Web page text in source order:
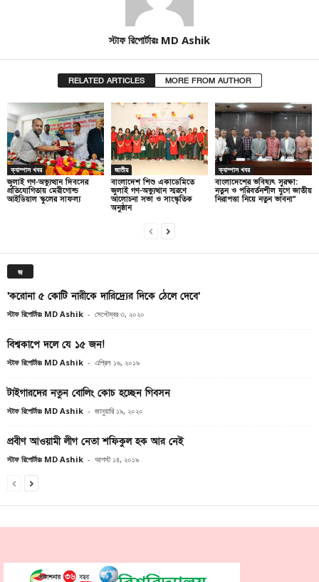
স্টাফ রিপোর্টারঃ MD Ashik
RELATED ARTICLES MORE FROM AUTHOR
ক্যাম্পাস খবর
জুলাই গণ-অভ্যুত্থান দিবসের
প্রতিযোগিতায় মেরীগোল্ড
আইডিয়াল স্কুলের সাফল্য
জাতীয়
বাংলাদেশ শিশু একাডেমিতে
জুলাই গণ-অভ্যুত্থান স্মরণে
আলোচনা সভা ও সাংস্কৃতিক
অনুষ্ঠান
ক্যাম্পাস খবর
বাংলাদেশের ভবিষ্যৎ সুরক্ষা:
নতুন ও পরিবর্তনশীল যুগে জাতীয়
নিরাপত্তা নিয়ে নতুন ভাবনা”
জ
‘করোনা ৫ কোটি নারীকে দারিদ্র্যের দিকে ঠেলে দেবে’
স্টাফ রিপোর্টারঃ MD Ashik - সেপ্টেম্বর ৩, ২০২০
বিশ্বকাপে দলে যে ১৫ জন!
স্টাফ রিপোর্টারঃ MD Ashik - এপ্রিল ১৬, ২০১৯
টাইগারদের নতুন বোলিং কোচ হচ্ছেন গিবসন
স্টাফ রিপোর্টারঃ MD Ashik - জানুয়ারি ১৯, ২০২০
প্রবীণ আওয়ামী লীগ নেতা শফিকুল হক আর নেই
স্টাফ রিপোর্টারঃ MD Ashik - আগস্ট ১৪, ২০১৯